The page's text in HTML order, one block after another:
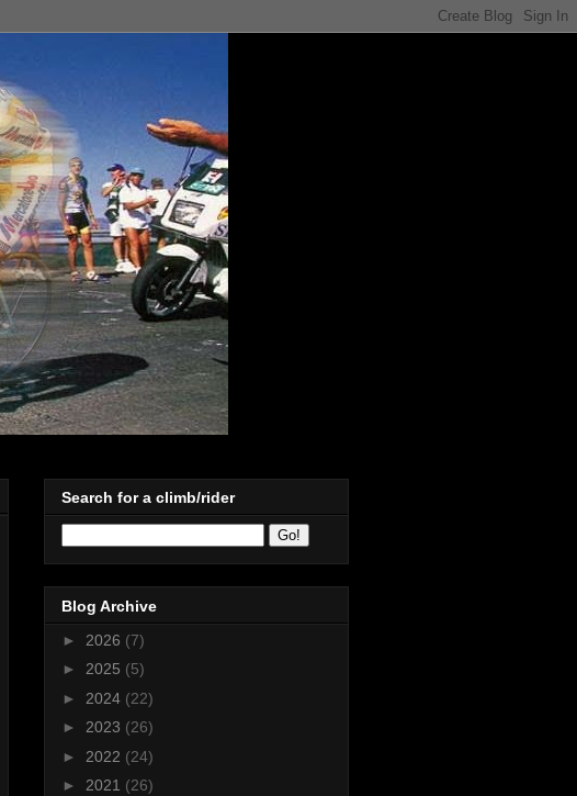
Search for a climb/rider
Blog Archive
► 2026 (7)
► 2025 (5)
► 2024 (22)
► 2023 (26)
► 2022 (24)
► 2021 (26)